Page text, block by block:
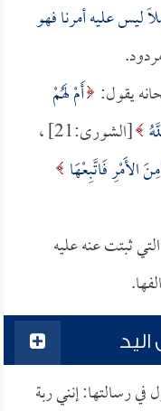
ليس عليه أمرنا فهو
يقول: أَمْ لَهُمْ
[الشورى:21] ،
الأَمْرِ فَاتَّبِعْهَا
ثبتت عنه عليه
في رسالتها: إنني ربة